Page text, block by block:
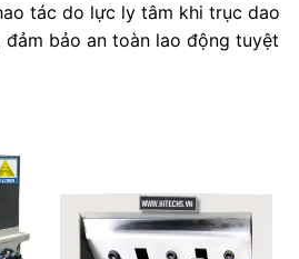
tác do lực ly tâm khi trục dao
bảo an toàn lao động tuyệt